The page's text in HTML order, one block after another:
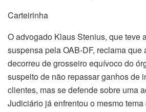
Carteirinha
O advogado Klaus Stenius, que teve
suspensa pela OAB-DF, reclama que
decorreu de grosseiro equívoco do
suspeito de não repassar ganhos de
clientes, mas se defende sobre uma
Judiciário já enfrentou o mesmo